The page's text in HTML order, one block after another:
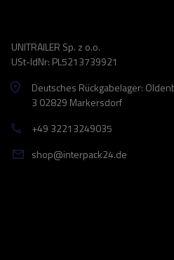
UNITRAILER Sp. z o.o.
USt-IdNr: PL5213739921
Deutsches Rückgabelager:
3 02829 Markersdorf
+49 32213249035
shop@interpack24.de